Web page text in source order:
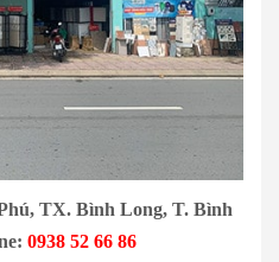
TX. Bình Long, T. Bình
0938 52 66 86